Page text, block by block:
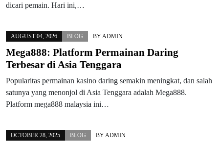
dicari pemain. Hari ini,…
AUGUST 04, 2026 BLOG BY ADMIN
Mega888: Platform Permainan Daring
Terbesar di Asia Tenggara
Popularitas permainan kasino daring semakin meningkat, dan salah
satunya yang menonjol di Asia Tenggara adalah Mega888.
Platform mega888 malaysia ini…
OCTOBER 28, 2025 BLOG BY ADMIN